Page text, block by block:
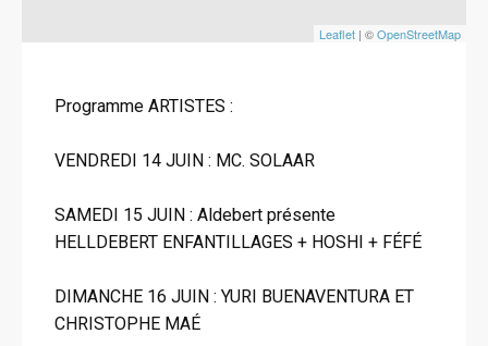
Leaflet | ©OpenStreetMap
Programme ARTISTES :
VENDREDI 14 JUIN : MC. SOLAAR
SAMEDI 15 JUIN : Aldebert présente
HELLDEBERT ENFANTILLAGES + HOSHI + FÉFÉ
DIMANCHE 16 JUIN : YURI BUENAVENTURA ET
CHRISTOPHE MAÉ